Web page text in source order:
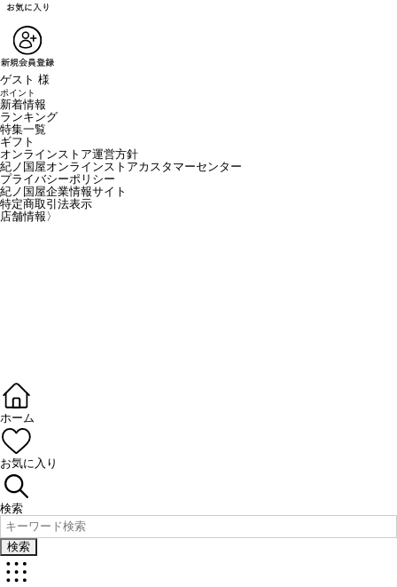
ゲスト 様
ポイント
新着情報
ランキング
特集一覧
ギフト
オンラインストア運営方針
紀ノ国屋オンラインストアカスタマーセンター
プライバシーポリシー
紀ノ国屋企業情報サイト
特定商取引法表示
店舗情報 〉
ホーム
お気に入り
検索
検索